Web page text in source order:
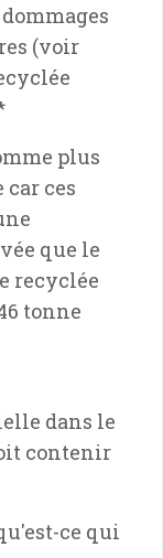
(voir
plus
ces
que le
recyclée
tonne
dans le
contenir
ce qui